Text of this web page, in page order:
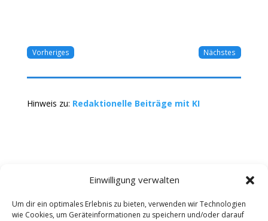
Einwilligung verwalten
Um dir ein optimales Erlebnis zu bieten, verwenden wir Technologien
wie Cookies, um Geräteinformationen zu speichern und/oder darauf
Vorheriges Nächstes
Hinweis zu: Redaktionelle Beiträge mit KI
Kontakt Impressum Datenschutz